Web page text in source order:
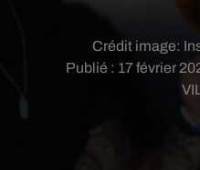
Publié : 17 février
Crédit image: